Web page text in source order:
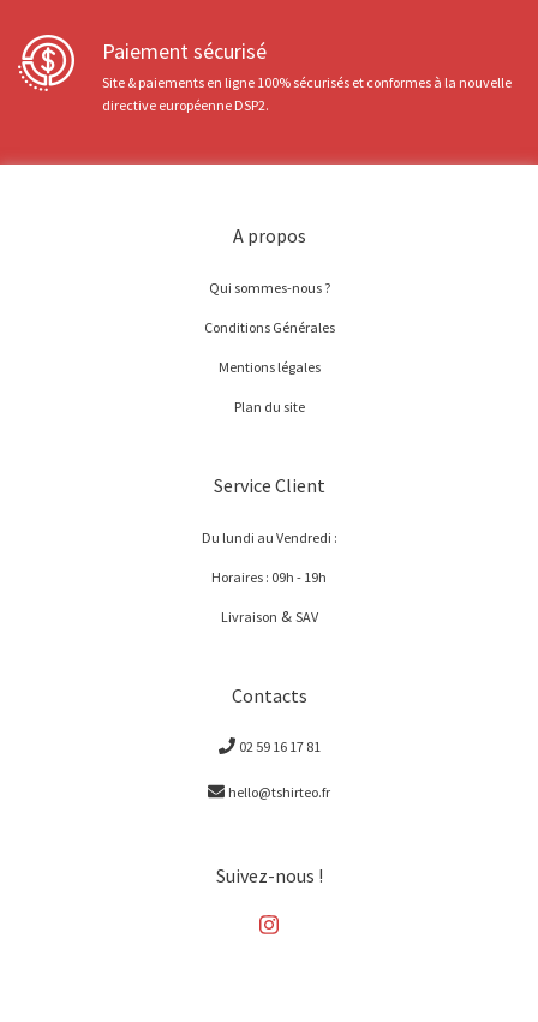
Paiement sécurisé
Site & paiements en ligne 100% sécurisés et conformes à la nouvelle
directive européenne DSP2.
A propos
Qui sommes-nous ?
Conditions Générales
Mentions légales
Plan du site
Service Client
Du lundi au Vendredi :
Horaires : 09h - 19h
Livraison & SAV
Contacts
02 59 16 17 81
hello@tshirteo.fr
Suivez-nous !